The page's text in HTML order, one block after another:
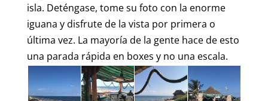
isla. Deténgase, tome su foto con la enorme
iguana y disfrute de la vista por primera o
última vez. La mayoría de la gente hace de esto
una parada rápida en boxes y no una escala.